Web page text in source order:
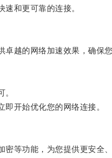
和更可靠的连接。
的网络加速效果，确保
开始优化您的网络连接。
等功能，为您提供更安全、